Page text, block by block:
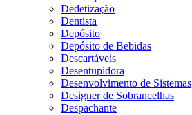
Dedetização
Dentista
Depósito
Depósito de Bebidas
Descartáveis
Desentupidora
Desenvolvimento de Sistemas
Designer de Sobrancelhas
Despachante